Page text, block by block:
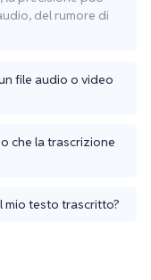
del rumore di
file audio o video
che la trascrizione
mio testo trascritto?